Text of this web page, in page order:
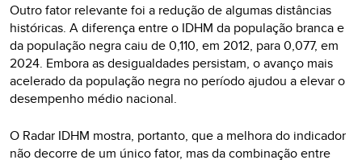
Outro fator relevante foi a redução de algumas distâncias
históricas. A diferença entre o IDHM da população branca e
da população negra caiu de 0,110, em 2012, para 0,077, em
2024. Embora as desigualdades persistam, o avanço mais
acelerado da população negra no período ajudou a elevar o
desempenho médio nacional.
O Radar IDHM mostra, portanto, que a melhora do indicador
não decorre de um único fator, mas da combinação entre